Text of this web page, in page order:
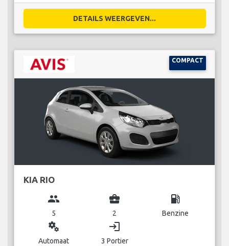
DETAILS WEERGEVEN...
COMPACT
KIA RIO
group
5
business_center
2
local_gas_station
Benzine
miscellaneous_services
Automaat
login
3 Portier